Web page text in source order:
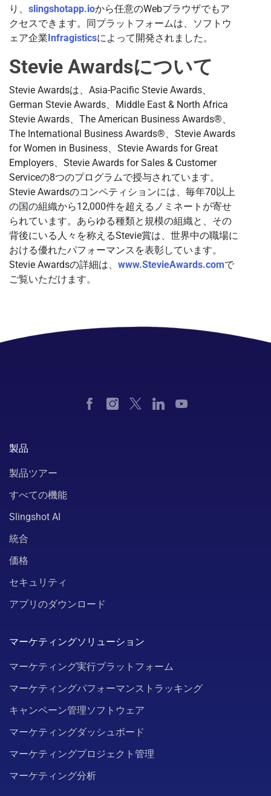
り、 slingshotapp.ioから任意のWebブラウザでもア
クセスできます。同プラットフォームは、ソフトウ
ェア企業Infragisticsによって開発されました。
Stevie Awardsについて
Stevie Awardsは、Asia-Pacific Stevie Awards、
German Stevie Awards、Middle East & North Africa
Stevie Awards、The American Business Awards®、
The International Business Awards®、Stevie Awards
for Women in Business、Stevie Awards for Great
Employers、Stevie Awards for Sales & Customer
Serviceの8つのプログラムで授与されています。
Stevie Awardsのコンペティションには、毎年70以上
の国の組織から12,000件を超えるノミネートが寄せ
られています。あらゆる種類と規模の組織と、その
背後にいる人々を称えるStevie賞は、世界中の職場に
おける優れたパフォーマンスを表彰しています。
Stevie Awardsの詳細は、 www.StevieAwards.comで
ご覧いただけます。
製品
製品ツアー
すべての機能
Slingshot AI
統合
価格
セキュリティ
アプリのダウンロード
マーケティングソリューション
マーケティング実行プラットフォーム
マーケティングパフォーマンストラッキング
キャンペーン管理ソフトウェア
マーケティングダッシュボード
マーケティングプロジェクト管理
マーケティング分析